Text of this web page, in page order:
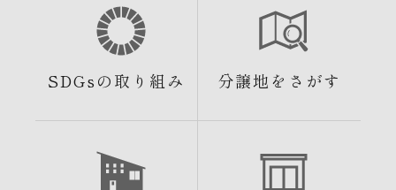
SDGsの取り組み 分譲地をさがす